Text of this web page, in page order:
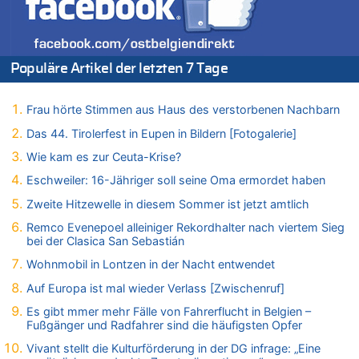
06.08.2026 - 17:21 von Dax zu
Zweite Hitzewelle in diesem Sommer ist jetzt amtlich
06.08.2026 - 17:01 von Wahlstimme? zu
FIFA-Spitze demonstriert Einigkeit trotz Kritik und neuer
06.08.2026 - 16:53 von Frage zu
Zweite Hitzewelle in diesem Sommer ist jetzt amtlich
06.08.2026 - 16:39 von Noah Parmentier zu
Zweite Hitzewelle in diesem Sommer ist jetzt amtlich
06.08.2026 - 16:10 von Dax zu
Wasserstand des Rheins in NRW so niedrig wie noch nie
06.08.2026 - 15:51 von SuperBoy zu
Eschweiler: 16-Jähriger soll seine Oma ermordet haben
06.08.2026 - 15:42 von PvD zu
Mehrere Menschen in Londons City niedergestochen
06.08.2026 - 15:42 von Dax zu
Populäre Artikel der letzten 7 Tage
Frau hörte Stimmen aus Haus des verstorbenen Nachbarn
Das 44. Tirolerfest in Eupen in Bildern [Fotogalerie]
Wie kam es zur Ceuta-Krise?
Eschweiler: 16-Jähriger soll seine Oma ermordet haben
Zweite Hitzewelle in diesem Sommer ist jetzt amtlich
Remco Evenepoel alleiniger Rekordhalter nach viertem Sieg
bei der Clasica San Sebastián
Wohnmobil in Lontzen in der Nacht entwendet
Auf Europa ist mal wieder Verlass [Zwischenruf]
Es gibt mmer mehr Fälle von Fahrerflucht in Belgien –
Fußgänger und Radfahrer sind die häufigsten Opfer
Vivant stellt die Kulturförderung in der DG infrage: „Eine